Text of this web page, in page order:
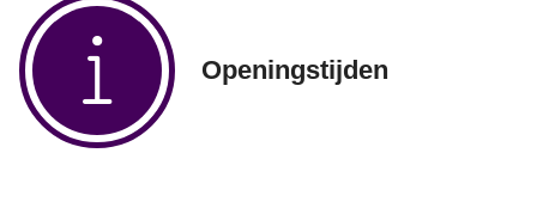
Openingstijden